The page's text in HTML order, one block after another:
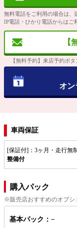
無料電話をご利用の場合は、
IP電話・ひかり電話からはご
【
【無料予約】来店予約ボ
オ
車両保証
[保証付]：3ヶ月・走行無
整備付
購入パック
※販売店おすすめのオプシ
基本パック：−